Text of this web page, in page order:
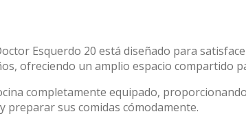
Esquerdo 20 está diseñado para
ofreciendo un amplio espacio compartido
completamente equipado,
preparar sus comidas cómodamente.